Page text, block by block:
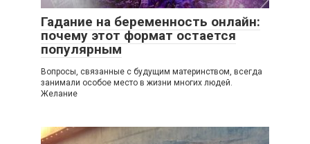
Гадание на беременность онлайн:
почему этот формат остается
популярным
Вопросы, связанные с будущим материнством, всегда
занимали особое место в жизни многих людей.
Желание